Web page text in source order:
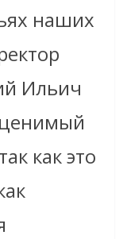
наших
Ильич
как это